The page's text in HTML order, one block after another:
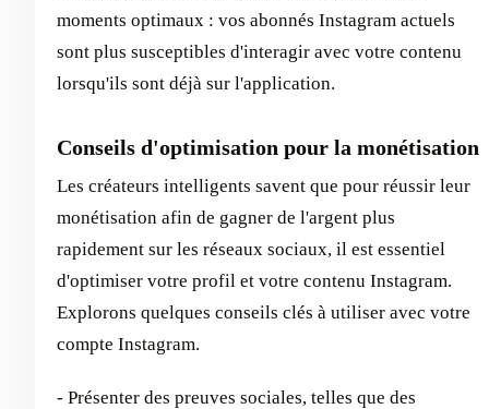
moments optimaux : vos abonnés Instagram actuels
sont plus susceptibles d'interagir avec votre contenu
lorsqu'ils sont déjà sur l'application.
Conseils d'optimisation pour la monétisation
Les créateurs intelligents savent que pour réussir leur
monétisation afin de gagner de l'argent plus
rapidement sur les réseaux sociaux, il est essentiel
d'optimiser votre profil et votre contenu Instagram.
Explorons quelques conseils clés à utiliser avec votre
compte Instagram.
- Présenter des preuves sociales, telles que des